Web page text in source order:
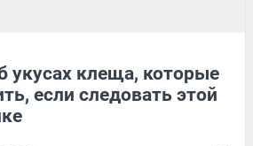
укусах клеща, которые
если следовать этой